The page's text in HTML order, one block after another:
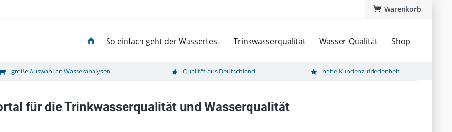
Warenkorb
So einfach geht der Wassertest Trinkwasserqualität Wasser-Qualität Shop
große Auswahl an Wasseranalysen Qualität aus Deutschland hohe Kundenzufriedenheit
für die Trinkwasserqualität und Wasserqualität